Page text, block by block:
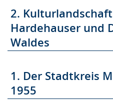
2.
Hardehauser und
Waldes
1. Der Stadtkreis
1955